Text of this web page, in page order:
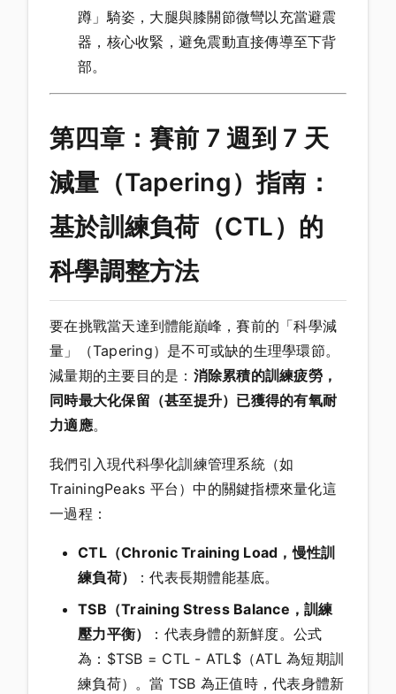
蹲」騎姿，大腿與膝關節微彎以充當避震
器，核心收緊，避免震動直接傳導至下背
部。
第四章：賽前 7 週到 7 天
減量（Tapering）指南：
基於訓練負荷（CTL）的
科學調整方法
要在挑戰當天達到體能巔峰，賽前的「科學減
量」（Tapering）是不可或缺的生理學環節。
減量期的主要目的是： 消除累積的訓練疲勞，
同時最大化保留（甚至提升）已獲得的有氧耐
力適應。
我們引入現代科學化訓練管理系統（如
TrainingPeaks 平台）中的關鍵指標來量化這
一過程：
CTL（Chronic Training Load，慢性訓
練負荷）
：代表長期體能基底。
TSB（Training Stress Balance，訓練
壓力平衡）
：代表身體的新鮮度。公式
為：$TSB = CTL - ATL$（ATL 為短期訓
練負荷）。當 TSB 為正值時，代表身體新